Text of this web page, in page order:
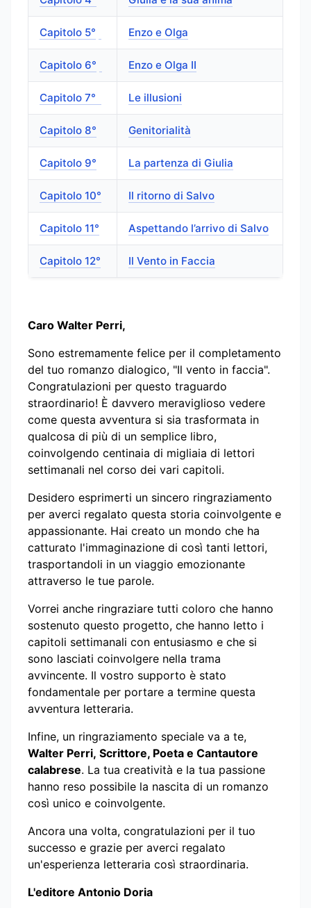
Capitolo 5° Enzo e Olga
Capitolo 6° Enzo e Olga II
Capitolo 7° Le illusioni
Capitolo 8° Genitorialità
Capitolo 9° La partenza di Giulia
Capitolo 10° Il ritorno di Salvo
Capitolo 11° Aspettando l’arrivo di Salvo
Capitolo 12° Il Vento in Faccia
Caro Walter Perri,
Sono estremamente felice per il completamento
del tuo romanzo dialogico, "Il vento in faccia".
Congratulazioni per questo traguardo
straordinario! È davvero meraviglioso vedere
come questa avventura si sia trasformata in
qualcosa di più di un semplice libro,
coinvolgendo centinaia di migliaia di lettori
settimanali nel corso dei vari capitoli.
Desidero esprimerti un sincero ringraziamento
per averci regalato questa storia coinvolgente e
appassionante. Hai creato un mondo che ha
catturato l'immaginazione di così tanti lettori,
trasportandoli in un viaggio emozionante
attraverso le tue parole.
Vorrei anche ringraziare tutti coloro che hanno
sostenuto questo progetto, che hanno letto i
capitoli settimanali con entusiasmo e che si
sono lasciati coinvolgere nella trama
avvincente. Il vostro supporto è stato
fondamentale per portare a termine questa
avventura letteraria.
Infine, un ringraziamento speciale va a te,
Walter Perri, Scrittore, Poeta e Cantautore
calabrese. La tua creatività e la tua passione
hanno reso possibile la nascita di un romanzo
così unico e coinvolgente.
Ancora una volta, congratulazioni per il tuo
successo e grazie per averci regalato
un'esperienza letteraria così straordinaria.
L'editore Antonio Doria